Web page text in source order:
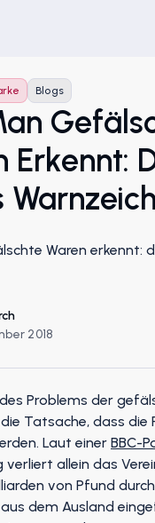
Blogs
Erkennt:
2018
Problems der
Tatsache, dass die
Laut einer BBC-
verliert allein das
von Pfund
dem Ausland